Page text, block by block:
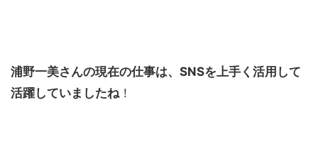
浦野一美さんの現在の仕事は、SNSを上手く活用して
活躍していましたね！